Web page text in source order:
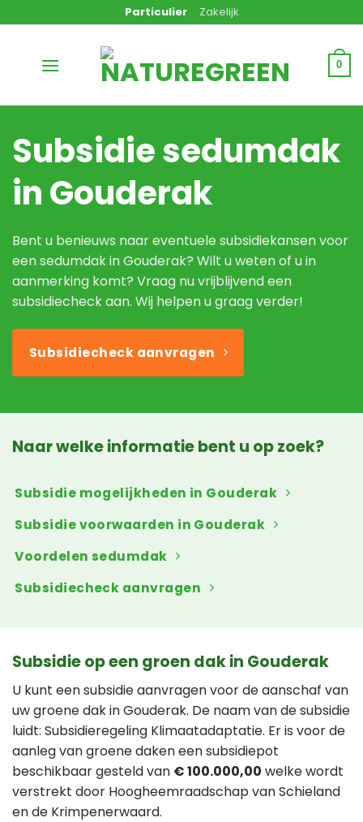
naar
Particulier Zakelijk
0
Subsidie sedumdak
in Gouderak
Bent u benieuws naar eventuele subsidiekansen voor
een sedumdak in Gouderak? Wilt u weten of u in
aanmerking komt? Vraag nu vrijblijvend een
subsidiecheck aan. Wij helpen u graag verder!
Subsidiecheck aanvragen
Naar welke informatie bent u op zoek?
Subsidie mogelijkheden in Gouderak
Subsidie voorwaarden in Gouderak
Voordelen sedumdak
Subsidiecheck aanvragen
Subsidie op een groen dak in Gouderak
U kunt een subsidie aanvragen voor de aanschaf van
uw groene dak in Gouderak. De naam van de subsidie
luidt: Subsidieregeling Klimaatadaptatie. Er is voor de
aanleg van groene daken een subsidiepot
beschikbaar gesteld van € 100.000,00 welke wordt
verstrekt door Hoogheemraadschap van Schieland
en de Krimpenerwaard.